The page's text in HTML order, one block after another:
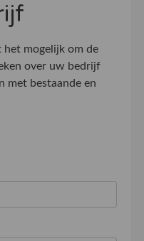
het mogelijk om de
over uw bedrijf
met bestaande en